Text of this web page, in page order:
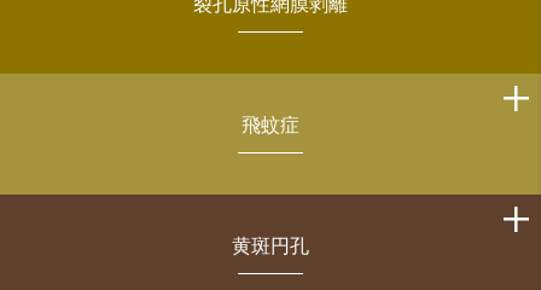
飛蚊症
黄斑円孔